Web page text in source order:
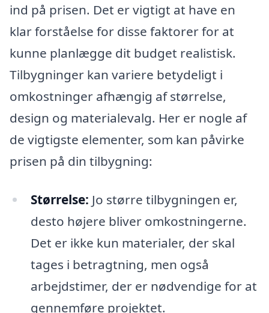
ind på prisen. Det er vigtigt at have en
klar forståelse for disse faktorer for at
kunne planlægge dit budget realistisk.
Tilbygninger kan variere betydeligt i
omkostninger afhængig af størrelse,
design og materialevalg. Her er nogle af
de vigtigste elementer, som kan påvirke
prisen på din tilbygning:
Størrelse: Jo større tilbygningen er,
desto højere bliver omkostningerne.
Det er ikke kun materialer, der skal
tages i betragtning, men også
arbejdstimer, der er nødvendige for at
gennemføre projektet.